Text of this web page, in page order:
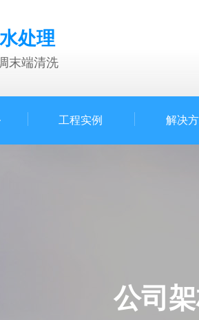
处理
末端清洗
工程实例 解决
公司